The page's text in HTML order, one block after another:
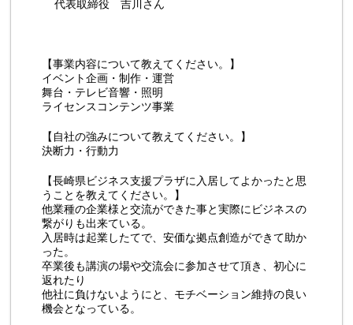
代表取締役 吉川さん
【事業内容について教えてください。】
イベント企画・制作・運営
舞台・テレビ音響・照明
ライセンスコンテンツ事業
【自社の強みについて教えてください。】
決断力・行動力
【長崎県ビジネス支援プラザに入居してよかったと思
うことを教えてください。】
他業種の企業様と交流ができた事と実際にビジネスの
繋がりも出来ている。
入居時は起業したてで、安価な拠点創造ができて助か
った。
卒業後も講演の場や交流会に参加させて頂き、初心に
返れたり
他社に負けないようにと、モチベーション維持の良い
機会となっている。